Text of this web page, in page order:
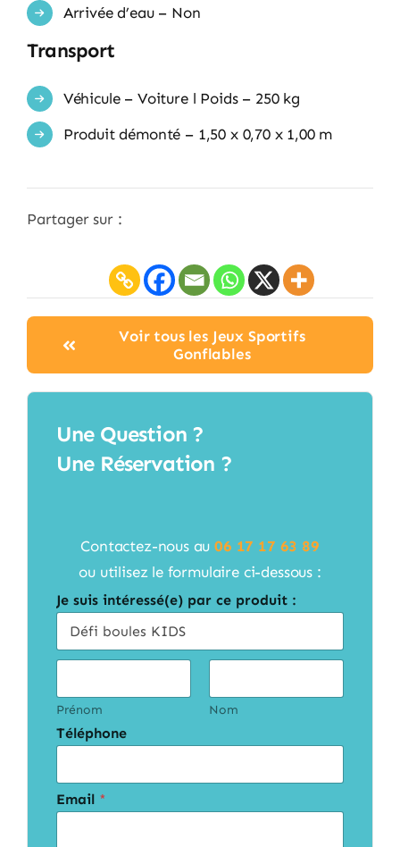
Arrivée d’eau – Non
Transport
Véhicule – Voiture l Poids – 250 kg
Produit démonté – 1,50 x 0,70 x 1,00 m
Partager sur :
Voir tous les Jeux Sportifs
Gonflables
Une Question ?
Une Réservation ?
Contactez-nous au06 17 17 63 89
ou utilisez le formulaire ci-dessous :
Je suis intéressé(e) par ce produit :
C
v
i
i
t
s
*
Prénom Nom
Téléphone
Email *